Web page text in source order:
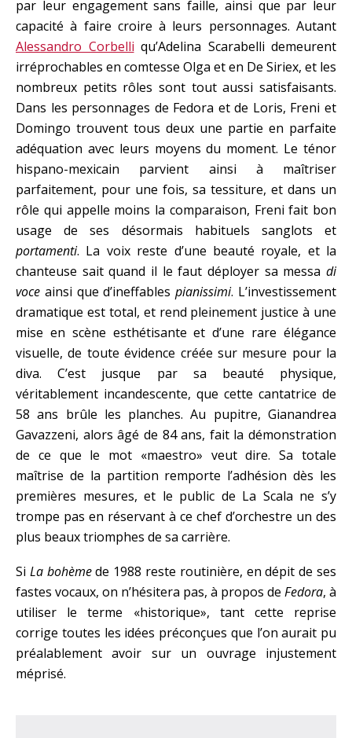
par leur engagement sans faille, ainsi que par leur
capacité à faire croire à leurs personnages. Autant
Alessandro Corbelli qu’Adelina Scarabelli demeurent
irréprochables en comtesse Olga et en De Siriex, et les
nombreux petits rôles sont tout aussi satisfaisants.
Dans les personnages de Fedora et de Loris, Freni et
Domingo trouvent tous deux une partie en parfaite
adéquation avec leurs moyens du moment. Le ténor
hispano-mexicain parvient ainsi à maîtriser
parfaitement, pour une fois, sa tessiture, et dans un
rôle qui appelle moins la comparaison, Freni fait bon
usage de ses désormais habituels sanglots et
portamenti. La voix reste d’une beauté royale, et la
chanteuse sait quand il le faut déployer sa messa di
voce ainsi que d’ineffablespianissimi. L’investissement
dramatique est total, et rend pleinement justice à une
mise en scène esthétisante et d’une rare élégance
visuelle, de toute évidence créée sur mesure pour la
diva. C’est jusque par sa beauté physique,
véritablement incandescente, que cette cantatrice de
58 ans brûle les planches. Au pupitre, Gianandrea
Gavazzeni, alors âgé de 84 ans, fait la démonstration
de ce que le mot «maestro» veut dire. Sa totale
maîtrise de la partition remporte l’adhésion dès les
premières mesures, et le public de La Scala ne s’y
trompe pas en réservant à ce chef d’orchestre un des
plus beaux triomphes de sa carrière.
Si La bohèmede 1988 reste routinière, en dépit de ses
fastes vocaux, on n’hésitera pas, à propos de Fedora, à
utiliser le terme «historique», tant cette reprise
corrige toutes les idées préconçues que l’on aurait pu
préalablement avoir sur un ouvrage injustement
méprisé.